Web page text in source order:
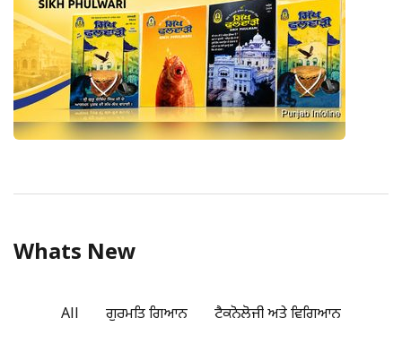
7
ਅੰਤਰਰਾਸ਼ਟਰੀ
ਡੋਨਾਲਡ ਟਰੰਪ ਨੇ 47ਵੇਂ ਰਾਸ਼ਟਰਪਤੀ ਵਜੋਂ ਕੀਤੀ ਵਾਪਸੀ
ਅੰਤਰਰਾਸ਼ਟਰੀ
ਲੇਬਨਾਨ ਵਿੱਚ ਸੰਯੁਕਤ ਰਾਸ਼ਟਰ ਦੀ ਸ਼ਾਂਤੀ ਸੈਨਾ ‘ਤੇ ਹਮਲਾ, 642
ਭਾਰਤੀ ਜਵਾਨਾਂ ਦੀ ਸੁਰੱਖਿਆ ਨੂੰ ਲੈ ਕੇ ਵਧੀ ਚਿੰਤਾ
Whats New
All ਗੁਰਮਤਿ ਗਿਆਨ ਟੈਕਨੋਲੋਜੀ ਅਤੇ ਵਿਗਿਆਨ